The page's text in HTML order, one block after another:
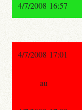
4/7/2008 16:57
4/7/2008 17:01
au